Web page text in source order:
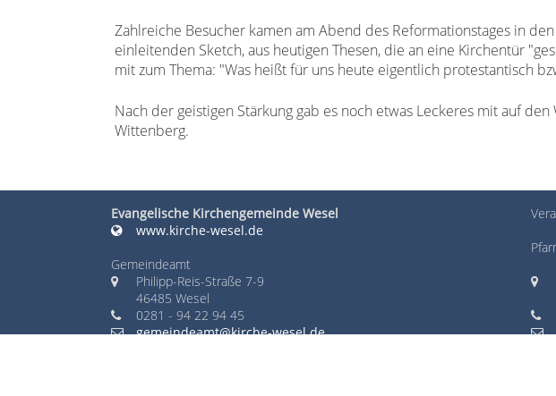
Zahlreiche Besucher kamen am Abend des Reformationstages in
einleitenden Sketch, aus heutigen Thesen, die an eine Kirchentür
mit zum Thema: "Was heißt für uns heute eigentlich protestantisch
Nach der geistigen Stärkung gab es noch etwas Leckeres mit auf
Wittenberg.
Evangelische Kirchengemeinde Wesel
www.kirche-wesel.de
Gemeindeamt
Philipp-Reis-Straße 7-9
46485 Wesel
0281 - 94 22 94 45
gemeindeamt@kirche-wesel.de